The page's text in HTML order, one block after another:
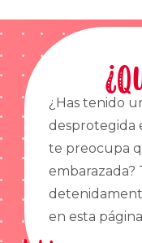
¿Has tenido
desprotegida
te preocupa
embarazada?
en esta